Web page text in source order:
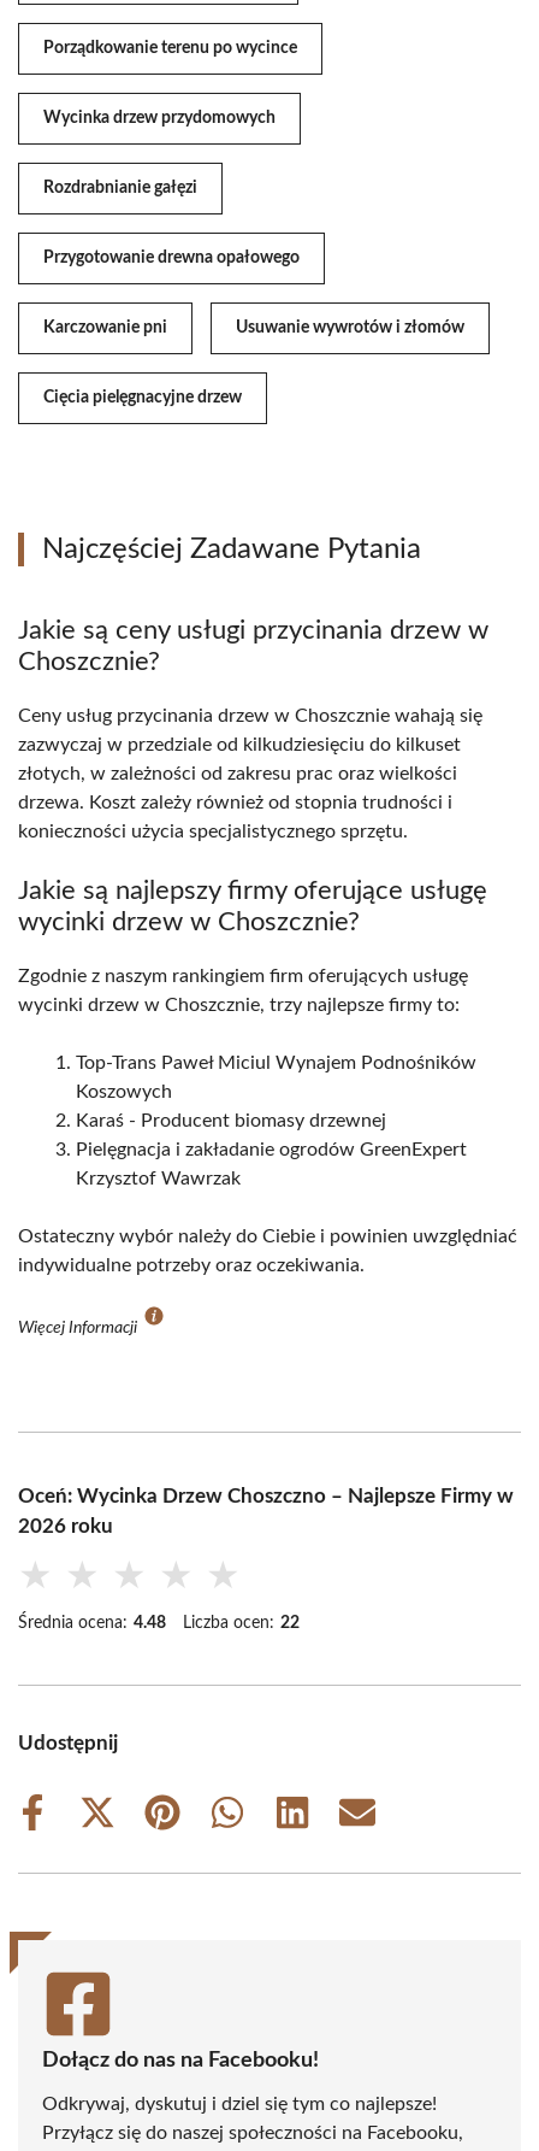
Porządkowanie terenu po wycince
Wycinka drzew przydomowych
Rozdrabnianie gałęzi
Przygotowanie drewna opałowego
Karczowanie pni Usuwanie wywrotów i złomów
Cięcia pielęgnacyjne drzew
Najczęściej Zadawane Pytania
Jakie są ceny usługi przycinania drzew w
Choszcznie?
Ceny usług przycinania drzew w Choszcznie wahają się
zazwyczaj w przedziale od kilkudziesięciu do kilkuset
złotych, w zależności od zakresu prac oraz wielkości
drzewa. Koszt zależy również od stopnia trudności i
konieczności użycia specjalistycznego sprzętu.
Jakie są najlepszy firmy oferujące usługę
wycinki drzew w Choszcznie?
Zgodnie z naszym rankingiem firm oferujących usługę
wycinki drzew w Choszcznie, trzy najlepsze firmy to:
Top-Trans Paweł Miciul Wynajem Podnośników
Koszowych
Karaś - Producent biomasy drzewnej
Pielęgnacja i zakładanie ogrodów GreenExpert
Krzysztof Wawrzak
Ostateczny wybór należy do Ciebie i powinien uwzględniać
indywidualne potrzeby oraz oczekiwania.
Więcej Informacji
Oceń: Wycinka Drzew Choszczno – Najlepsze Firmy w
2026 roku
★ ★ ★ ★ ★
Średnia ocena: 4.48 Liczba ocen: 22
Udostępnij
Share
Share
(Twitter)
Share
Share
Share
Share
Dołącz do nas na Facebooku!
Odkrywaj, dyskutuj i dziel się tym co najlepsze!
Przyłącz się do naszej społeczności na Facebooku,